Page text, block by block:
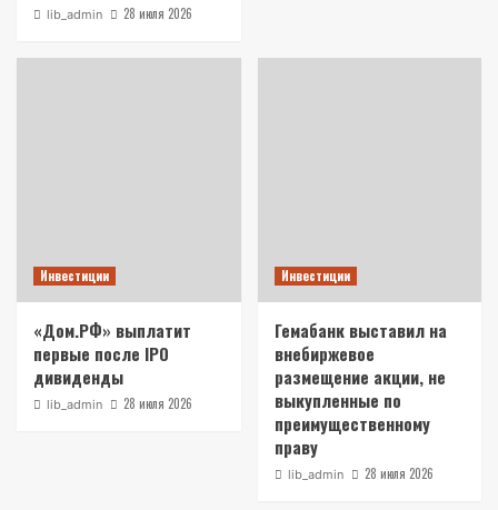
lib_admin 28 июля 2026
Инвестиции
«Дом.РФ» выплатит
первые после IPO
дивиденды
lib_admin 28 июля 2026
Инвестиции
Гемабанк выставил на
внебиржевое
размещение акции, не
выкупленные по
преимущественному
праву
lib_admin 28 июля 2026